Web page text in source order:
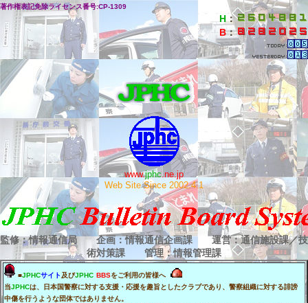
著作権表記免除ライセンス番号:CP-1309
H ：
B：
www.jphc.ne.jp
Web Site Since 2002.4.1
監修：情報通信局 企画：情報通信企画課 運営：通信施設課／技
術対策課 管理：情報管理課
■JPHCサイト 及びJPHC BBSをご利用の皆様へ
当JPHCは、日本国警察に対する支援・応援を趣旨としたクラブであり、警察組織に対する誹謗
中傷を行うような団体ではありません。